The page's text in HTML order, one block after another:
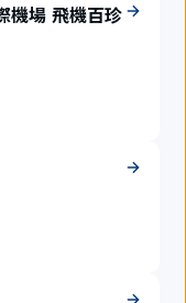
機場 飛機百珍